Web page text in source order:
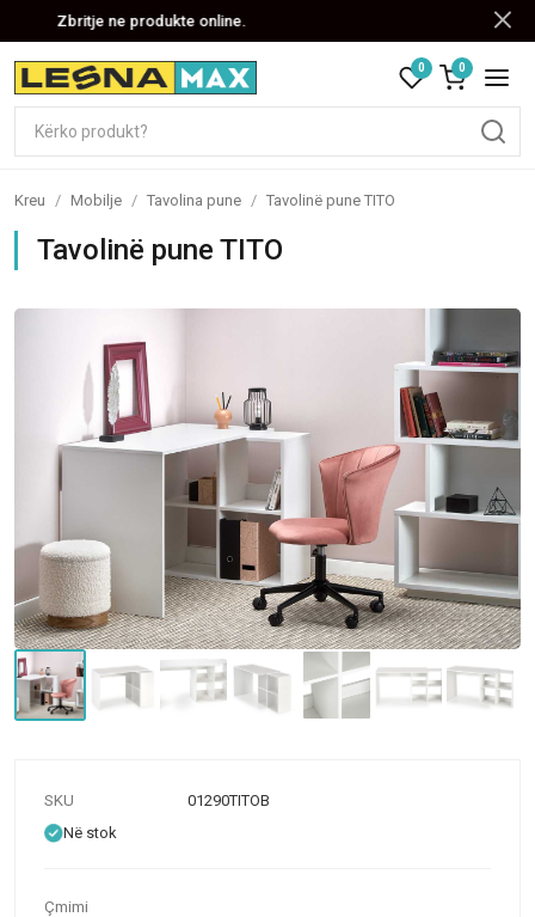
Zbritje ne produkte online.
0 0
Kreu / Mobilje / Tavolina pune / Tavolinë pune TITO
Tavolinë pune TITO
SKU
01290TITOB
Në stok
Çmimi